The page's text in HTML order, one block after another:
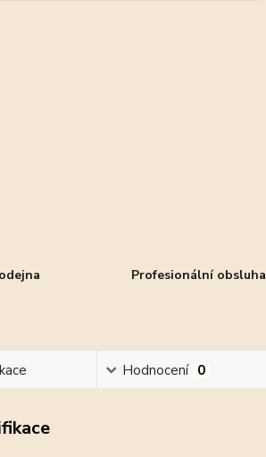
Profesionální obsluha
Hodnocení 0